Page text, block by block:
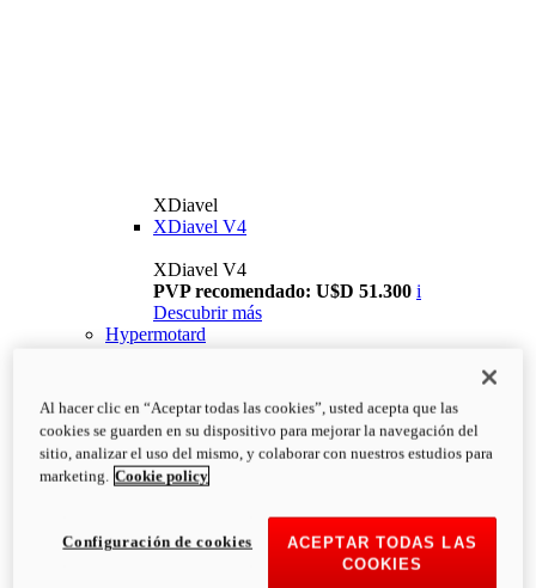
XDiavel
XDiavel V4
XDiavel V4
PVP recomendado: U$D 51.300 i
Descubrir más
Hypermotard
Al hacer clic en “Aceptar todas las cookies”, usted acepta que las
cookies se guarden en su dispositivo para mejorar la navegación del
sitio, analizar el uso del mismo, y colaborar con nuestros estudios para
marketing. Cookie policy
ACEPTAR TODAS LAS
COOKIES
Configuración de cookies